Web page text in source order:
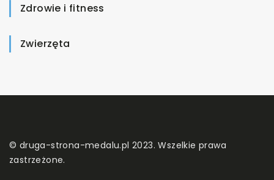
Zdrowie i fitness
Zwierzęta
© druga-strona-medalu.pl 2023. Wszelkie prawa
zastrzeżone.